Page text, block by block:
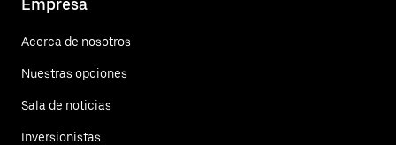
Empresa
Acerca de nosotros
Nuestras opciones
Sala de noticias
Inversionistas